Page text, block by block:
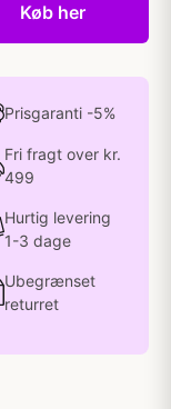
Køb her
Prisgaranti -5%
Fri fragt over kr.
499
Hurtig levering
1-3 dage
Ubegrænset
returret